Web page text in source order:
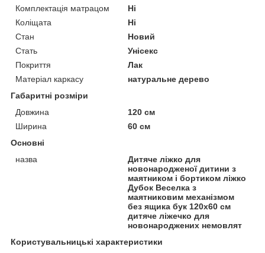
Комплектація матрацом
Ні
Коліщата
Ні
Стан
Новий
Стать
Унісекс
Покриття
Лак
Матеріал каркасу
натуральне дерево
Габаритні розміри
Довжина
120 см
Ширина
60 см
Основні
назва
Дитяче ліжко для
новонародженої дитини з
маятником і бортиком ліжко
Дубок Веселка з
маятниковим механізмом
без ящика бук 120х60 см
дитяче ліжечко для
новонароджених немовлят
Користувальницькі характеристики